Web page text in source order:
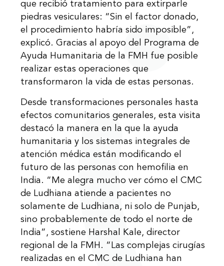
que recibió tratamiento para extirparle
piedras vesiculares: “Sin el factor donado,
el procedimiento habría sido imposible”,
explicó. Gracias al apoyo del Programa de
Ayuda Humanitaria de la FMH fue posible
realizar estas operaciones que
transformaron la vida de estas personas.
Desde transformaciones personales hasta
efectos comunitarios generales, esta visita
destacó la manera en la que la ayuda
humanitaria y los sistemas integrales de
atención médica están modificando el
futuro de las personas con hemofilia en
India. “Me alegra mucho ver cómo el CMC
de Ludhiana atiende a pacientes no
solamente de Ludhiana, ni solo de Punjab,
sino probablemente de todo el norte de
India”, sostiene Harshal Kale, director
regional de la FMH. “Las complejas cirugías
realizadas en el CMC de Ludhiana han